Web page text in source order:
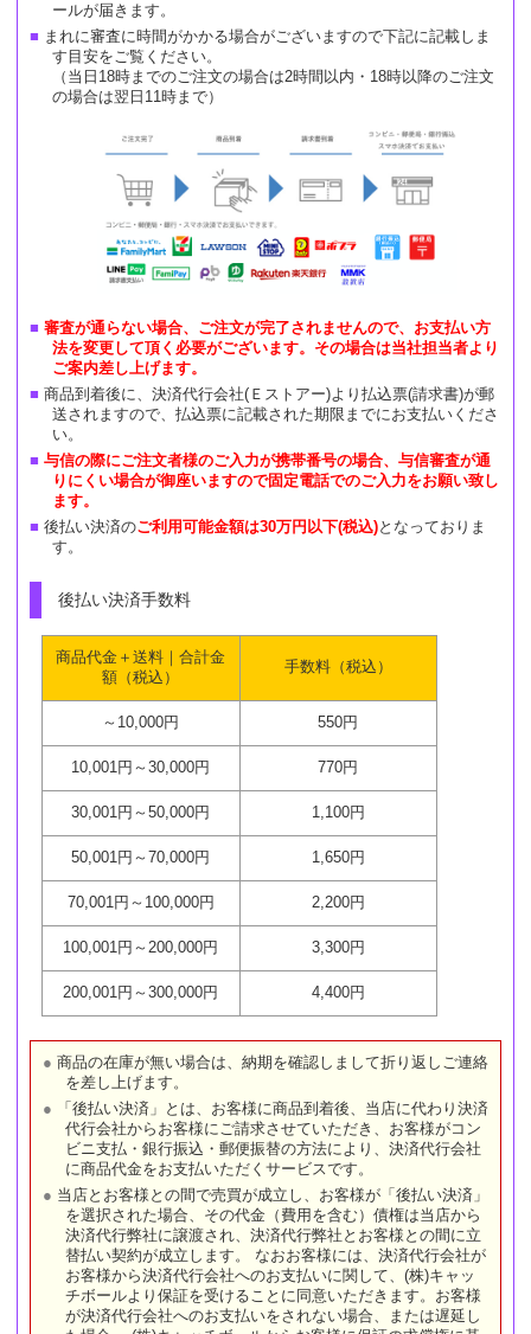
ールが届きます。
まれに審査に時間がかかる場合がございますので下記に記載しま
す目安をご覧ください。
（当日18時までのご注文の場合は2時間以内・18時以降のご注文
の場合は翌日11時まで）
審査が通らない場合、ご注文が完了されませんので、お支払い方
法を変更して頂く必要がございます。その場合は当社担当者より
ご案内差し上げます。
商品到着後に、決済代行会社(Ｅストアー)より払込票(請求書)が郵
送されますので、払込票に記載された期限までにお支払いくださ
い。
与信の際にご注文者様のご入力が携帯番号の場合、与信審査が通
りにくい場合が御座いますので固定電話でのご入力をお願い致し
ます。
後払い決済のご利用可能金額は30万円以下(税込)となっておりま
す。
後払い決済手数料
商品代金＋送料｜合計金
額（税込）
手数料（税込）
～10,000円 550円
10,001円～30,000円 770円
30,001円～50,000円 1,100円
50,001円～70,000円 1,650円
70,001円～100,000円 2,200円
100,001円～200,000円 3,300円
200,001円～300,000円 4,400円
商品の在庫が無い場合は、納期を確認しまして折り返しご連絡
を差し上げます。
「後払い決済」とは、お客様に商品到着後、当店に代わり決済
代行会社からお客様にご請求させていただき、お客様がコン
ビニ支払・銀行振込・郵便振替の方法により、決済代行会社
に商品代金をお支払いただくサービスです。
当店とお客様との間で売買が成立し、お客様が「後払い決済」
を選択された場合、その代金（費用を含む）債権は当店から
決済代行弊社に譲渡され、決済代行弊社とお客様との間に立
替払い契約が成立します。 なおお客様には、決済代行会社が
お客様から決済代行会社へのお支払いに関して、(株)キャッ
チボールより保証を受けることに同意いただきます。お客様
が決済代行会社へのお支払いをされない場合、または遅延し